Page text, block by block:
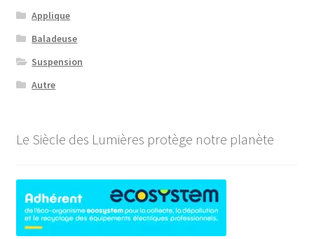
Applique
Baladeuse
Suspension
Autre
Le Siècle des Lumières protège notre planète